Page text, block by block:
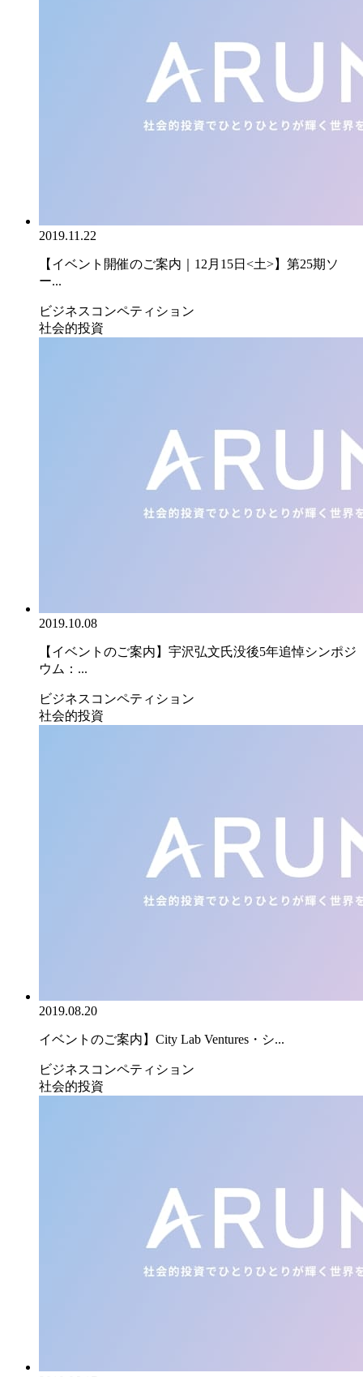
2019.11.22
【イベント開催のご案内｜12月15日<土>】第25期ソ
ー...
ビジネスコンペティション
社会的投資
2019.10.08
【イベントのご案内】宇沢弘文氏没後5年追悼シンポジ
ウム：...
ビジネスコンペティション
社会的投資
2019.08.20
イベントのご案内】City Lab Ventures・シ...
ビジネスコンペティション
社会的投資